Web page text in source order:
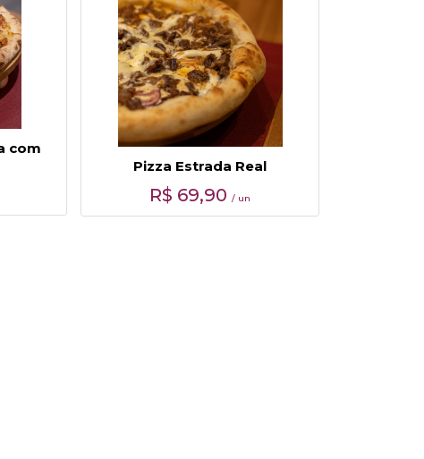
com
Pizza Estrada Real
R$ 69,90 / un